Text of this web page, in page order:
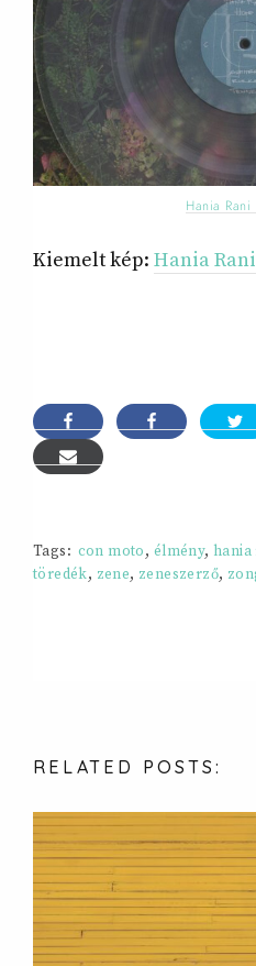
Hania
Kiemelt kép: Hania Rani
Tags: con moto, élmény, hania
töredék, zene, zeneszerző,
RELATED POSTS: